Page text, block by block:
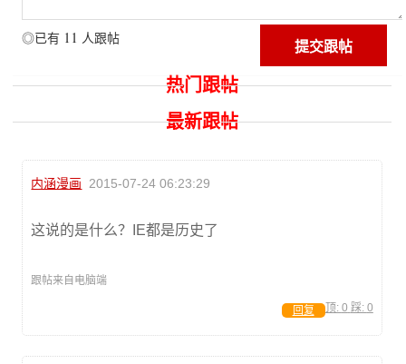
◎已有 11 人跟帖
热门跟帖
最新跟帖
内涵漫画 2015-07-24 06:23:29
这说的是什么？IE都是历史了
跟帖来自电脑端
顶: 0 踩: 0
回复